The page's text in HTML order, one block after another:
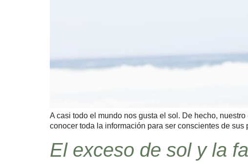
A casi todo el mundo nos gusta el sol. De hecho,
conocer toda la información para ser conscientes de
El exceso de sol y la